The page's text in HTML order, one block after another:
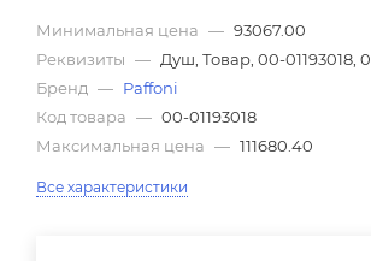
Минимальная цена — 93067.00
Реквизиты — Душ, Товар, 00-01193018, 0
Бренд — Paffoni
Код товара — 00-01193018
Максимальная цена — 111680.40
Все характеристики